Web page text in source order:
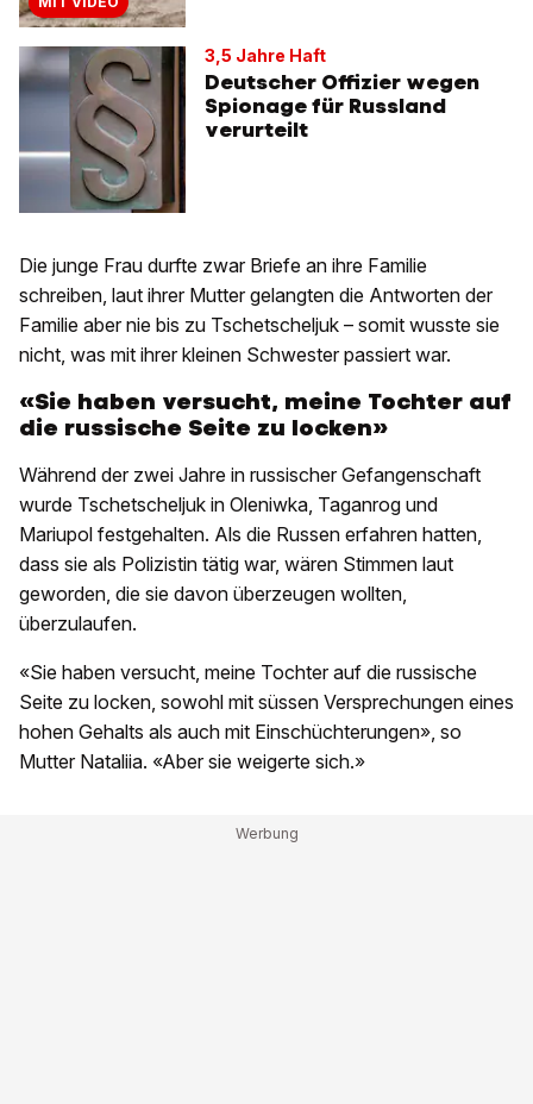
3,5 Jahre Haft
Deutscher Offizier wegen
Spionage für Russland
verurteilt
Die junge Frau durfte zwar Briefe an ihre Familie
schreiben, laut ihrer Mutter gelangten die Antworten der
Familie aber nie bis zu Tschetscheljuk – somit wusste sie
nicht, was mit ihrer kleinen Schwester passiert war.
«Sie haben versucht, meine Tochter auf
die russische Seite zu locken»
Während der zwei Jahre in russischer Gefangenschaft
wurde Tschetscheljuk in Oleniwka, Taganrog und
Mariupol festgehalten. Als die Russen erfahren hatten,
dass sie als Polizistin tätig war, wären Stimmen laut
geworden, die sie davon überzeugen wollten,
überzulaufen.
«Sie haben versucht, meine Tochter auf die russische
Seite zu locken, sowohl mit süssen Versprechungen eines
hohen Gehalts als auch mit Einschüchterungen», so
Mutter Nataliia. «Aber sie weigerte sich.»